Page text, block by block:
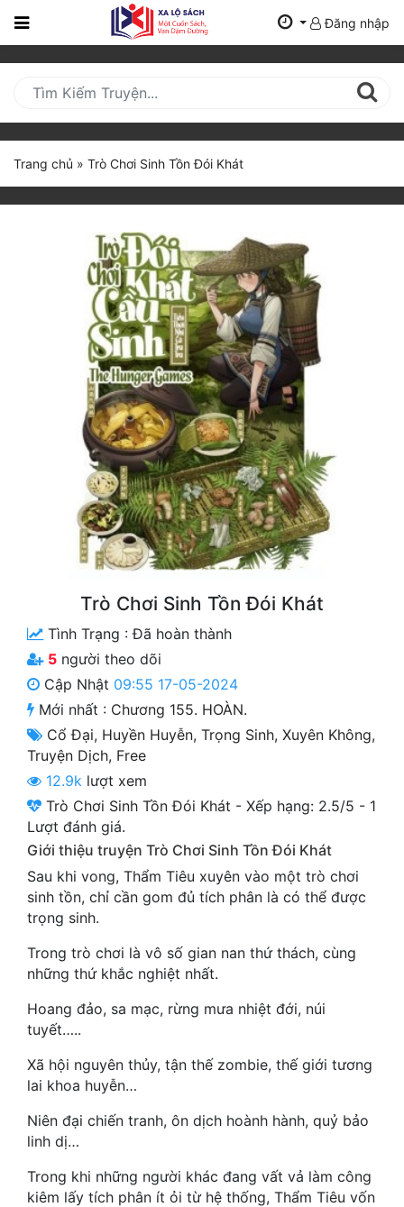
Trang
Mới
Cập
Nhật
(current)
Truyện Mới Ra
Truyện Convert
Truyện Nhập Môn
Cung Đấu
Cạnh Kỹ
Cổ Tiên Hiệp
Cổ Đại
Du Hí
Dã Sử
Dị Năng
Gia Đấu
Góc Nhìn Nam
Góc Nhìn Nữ
Huyền Nghi
Huyền Ảo
Đăng nhập
Trang chủ » Trò Chơi Sinh Tồn Đói Khát
Trò Chơi Sinh Tồn Đói Khát
Tình Trạng :Đã hoàn thành
5 người theo dõi
Cập Nhật 09:55 17-05-2024
Mới nhất : Chương 155. HOÀN.
Cổ Đại, Huyền Huyễn, Trọng Sinh, Xuyên Không,
Truyện Dịch, Free
12.9k lượt xem
Trò Chơi Sinh Tồn Đói Khát - Xếp hạng: 2.5/5 - 1
Lượt đánh giá.
Giới thiệu truyện Trò Chơi Sinh Tồn Đói Khát
Sau khi vong, Thẩm Tiêu xuyên vào một trò chơi
sinh tồn, chỉ cần gom đủ tích phân là có thể được
trọng sinh.
Trong trò chơi là vô số gian nan thứ thách, cùng
những thứ khắc nghiệt nhất.
Hoang đảo, sa mạc, rừng mưa nhiệt đới, núi
tuyết…..
Xã hội nguyên thủy, tận thế zombie, thế giới tương
lai khoa huyễn…
Niên đại chiến tranh, ôn dịch hoành hành, quỷ bảo
linh dị…
Trong khi những người khác đang vất vả làm công
kiêm lấy tích phân ít ỏi từ hệ thống, Thẩm Tiêu vốn